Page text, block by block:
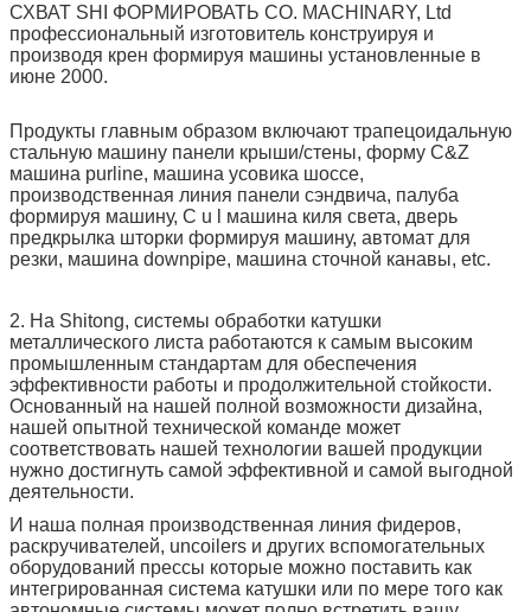
СХВАТ SHI ФОРМИРОВАТЬ CO. MACHINARY, Ltd
профессиональный изготовитель конструируя и
производя крен формируя машины установленные в
июне 2000.
Продукты главным образом включают трапецоидальную
стальную машину панели крыши/стены, форму C&Z
машина purline, машина усовика шоссе,
производственная линия панели сэндвича, палуба
формируя машину, C u l машина киля света, дверь
предкрылка шторки формируя машину, автомат для
резки, машина downpipe, машина сточной канавы, etc.
2. На Shitong, системы обработки катушки
металлического листа работаются к самым высоким
промышленным стандартам для обеспечения
эффективности работы и продолжительной стойкости.
Основанный на нашей полной возможности дизайна,
нашей опытной технической команде может
соответствовать нашей технологии вашей продукции
нужно достигнуть самой эффективной и самой выгодной
деятельности.
И наша полная производственная линия фидеров,
раскручивателей, uncoilers и других вспомогательных
оборудований прессы которые можно поставить как
интегрированная система катушки или по мере того как